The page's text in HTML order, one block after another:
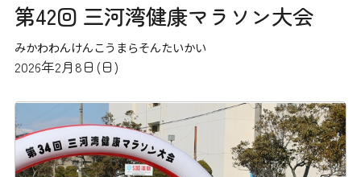
第42回 三河湾健康マラソン大会
みかわわんけんこうまらそんたいかい
2026年2月8日(日)